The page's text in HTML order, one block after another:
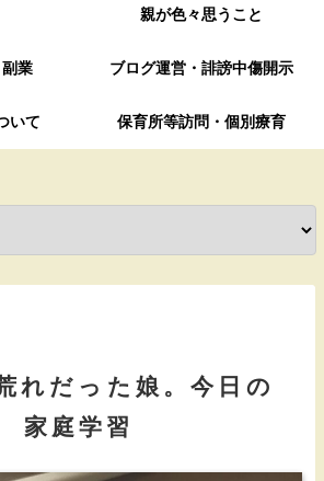
親が色々思うこと
業 ブログ運営・誹謗中傷開示
いて 保育所等訪問・個別療育
れだった娘。今日の
家庭学習